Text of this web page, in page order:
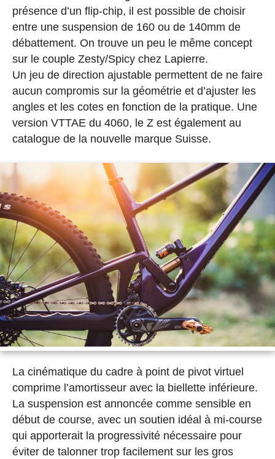
présence d’un flip-chip, il est possible de choisir
entre une suspension de 160 ou de 140mm de
débattement. On trouve un peu le même concept
sur le couple Zesty/Spicy chez Lapierre.
Un jeu de direction ajustable permettent de ne faire
aucun compromis sur la géométrie et d’ajuster les
angles et les cotes en fonction de la pratique. Une
version VTTAE du 4060, le Z est également au
catalogue de la nouvelle marque Suisse.
La cinématique du cadre à point de pivot virtuel
comprime l’amortisseur avec la biellette inférieure.
La suspension est annoncée comme sensible en
début de course, avec un soutien idéal à mi-course
qui apporterait la progressivité nécessaire pour
éviter de talonner trop facilement sur les gros